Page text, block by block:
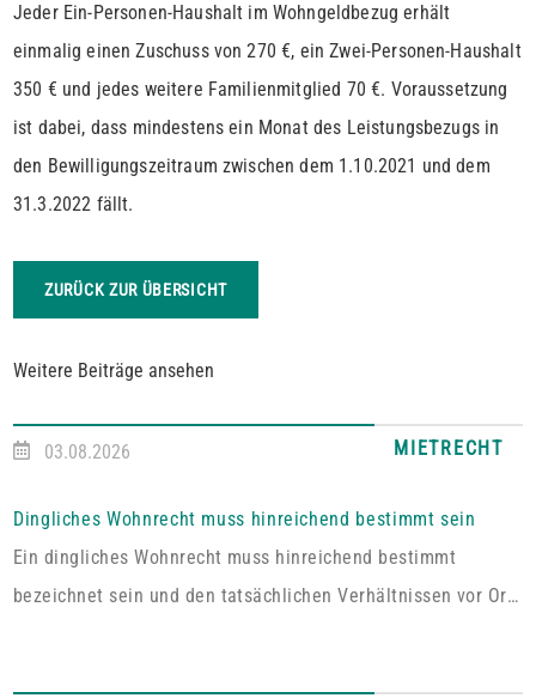
Jeder Ein-Personen-Haushalt im Wohngeldbezug erhält
einmalig einen Zuschuss von 270 €, ein Zwei-Personen-Haushalt
350 € und jedes weitere Familienmitglied 70 €. Voraussetzung
ist dabei, dass mindestens ein Monat des Leistungsbezugs in
den Bewilligungszeitraum zwischen dem 1.10.2021 und dem
31.3.2022 fällt.
ZURÜCK ZUR ÜBERSICHT
Weitere Beiträge ansehen
03.08.2026 MIETRECHT
Dingliches Wohnrecht muss hinreichend bestimmt sein
Ein dingliches Wohnrecht muss hinreichend bestimmt
bezeichnet sein und den tatsächlichen Verhältnissen vor Ort